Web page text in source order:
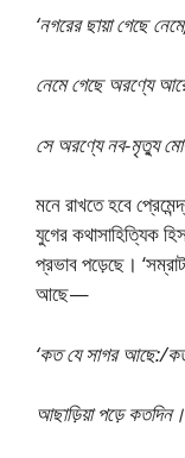
‘নগরের ছায়া গেছে
নেমে গেছে অরণ্যে
সে অরণ্যে নব-মৃত্যু
মনে রাখতে হবে
যুগের কথাসাহিত্যিক
প্রভাব পড়েছে।
আছে—
‘কত যে সাগর আছে:/
আছাড়িয়া পড়ে কতদিন।